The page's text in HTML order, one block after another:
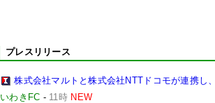
プレスリリース
株式会社マルトと株式会社NTTドコモが連携し
いわきFC - 11時 NEW